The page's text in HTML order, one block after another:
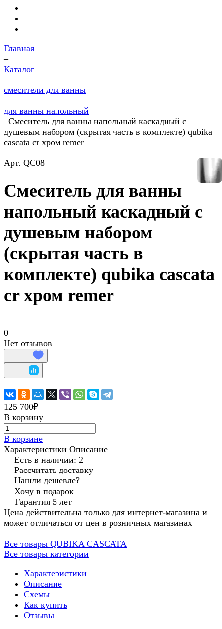
Главная
–
Каталог
–
смесители для ванны
–
для ванны напольный
–Смеситель для ванны напольный каскадный с
душевым набором (скрытая часть в комплекте) qubika
cascata cr хром remer
Арт. QC08
Смеситель для ванны
напольный каскадный с
душевым набором
(скрытая часть в
комплекте) qubika cascata
cr хром remer
0
Нет отзывов
125 700₽
В корзину
В корзине
Характеристики Описание
Есть в наличии: 2
Рассчитать доставку
Нашли дешевле?
Хочу в подарок
Гарантия 5 лет
Цена действительна только для интернет-магазина и
может отличаться от цен в розничных магазинах
Все товары QUBIKA CASCATA
Все товары категории
Характеристики
Описание
Схемы
Как купить
Отзывы